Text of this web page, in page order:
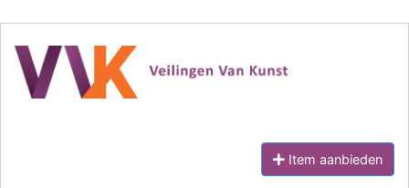
Item aanbieden